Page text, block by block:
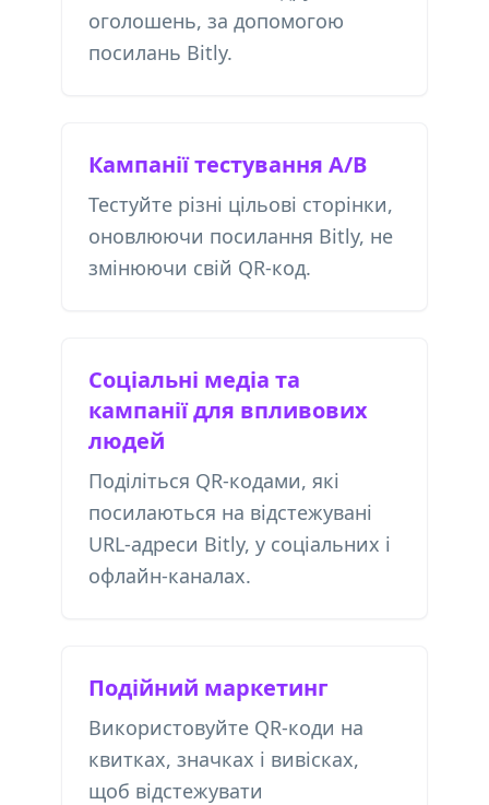
оголошень, за допомогою
посилань Bitly.
Кампанії тестування A/B
Тестуйте різні цільові сторінки,
оновлюючи посилання Bitly, не
змінюючи свій QR-код.
Соціальні медіа та
кампанії для впливових
людей
Поділіться QR-кодами, які
посилаються на відстежувані
URL-адреси Bitly, у соціальних і
офлайн-каналах.
Подійний маркетинг
Використовуйте QR-коди на
квитках, значках і вивісках,
щоб відстежувати